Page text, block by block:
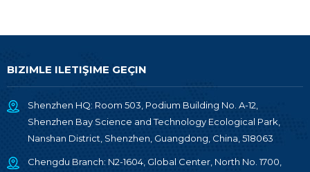
BIZIMLE ILETIŞIME GEÇIN
Shenzhen HQ: Room 503, Podium Building No. A-12,
Shenzhen Bay Science and Technology Ecological Park,
Nanshan District, Shenzhen, Guangdong, China, 518063
Chengdu Branch: N2-1604, Global Center, North No. 1700,